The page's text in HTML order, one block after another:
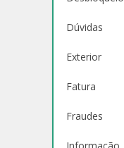
Dúvidas
Exterior
Fatura
Fraudes